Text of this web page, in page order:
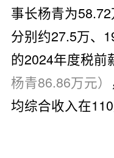
事长杨青为
分别约27.5万、
的2024年度税前
杨青86.86万元）
均综合收入在110